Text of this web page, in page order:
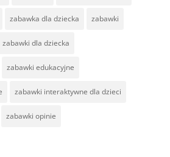
zabawka dla dziecka zabawki
zabawki dla dziecka
zabawki edukacyjne
zabawki interaktywne dla dzieci
zabawki opinie